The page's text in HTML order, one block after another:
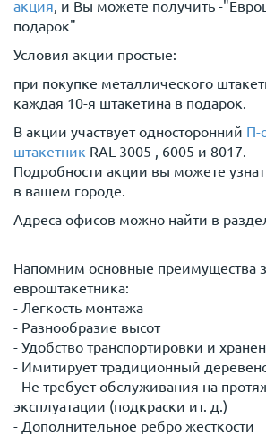
акция, и Вы можете получить -
подарок"
Условия акции простые:
при покупке металлического
каждая 10-я штакетина в подарок.
В акции участвует односторонний П-
штакетник RAL 3005 , 6005 и 8017.
Подробности акции вы можете
в вашем городе.
Адреса офисов можно найти в
Напомним основные преимущества
евроштакетника:
- Легкость монтажа
- Разнообразие высот
- Удобство транспортировки и
- Имитирует традиционный
- Не требует обслуживания на
эксплуатации (подкраски ит. д.)
- Дополнительное ребро жесткости